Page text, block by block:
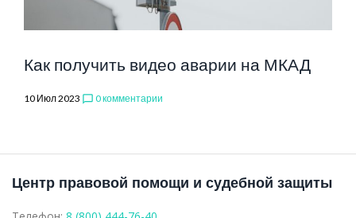
Как получить видео аварии на МКАД
10 Июл 2023 chat_bubble_outline 0 комментарии
Центр правовой помощи и судебной защиты